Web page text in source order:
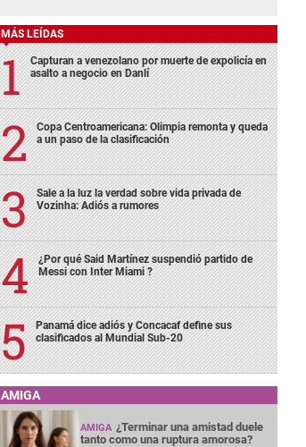
MÁS LEÍDAS
Capturan a venezolano por muerte de expolicía en
asalto a negocio en Danlí
Copa Centroamericana: Olimpia remonta y queda
a un paso de la clasificación
Sale a la luz la verdad sobre vida privada de
Vozinha: Adiós a rumores
¿Por qué Said Martínez suspendió partido de
Messi con Inter Miami ?
Panamá dice adiós y Concacaf define sus
clasificados al Mundial Sub-20
AMIGA
AMIGA ¿Terminar una amistad duele
tanto como una ruptura amorosa?